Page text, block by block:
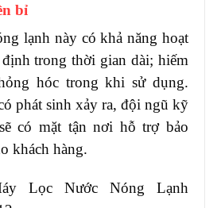
bỉ
lạnh này có khả năng hoạt
trong thời gian dài; hiếm
hóc trong khi sử dụng.
phát sinh xảy ra, đội ngũ kỹ
có mặt tận nơi hỗ trợ bảo
khách hàng.